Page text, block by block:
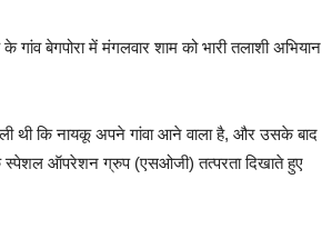
बेगपोरा में मंगलवार शाम को भारी तलाशी अभियान
थी कि नायकू अपने गांवा आने वाला है, और उसके बाद
स्पेशल ऑपरेशन ग्रुप (एसओजी) तत्परता दिखाते हुए